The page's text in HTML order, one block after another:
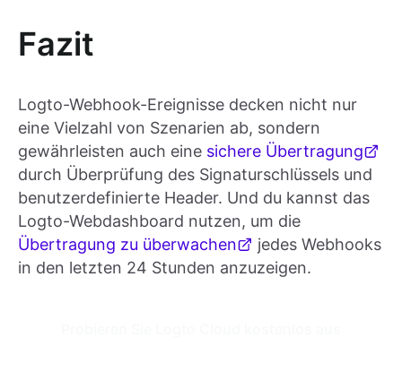
Fazit
Logto-Webhook-Ereignisse decken nicht nur
eine Vielzahl von Szenarien ab, sondern
gewährleisten auch eine sichere Übertragung
durch Überprüfung des Signaturschlüssels und
benutzerdefinierte Header. Und du kannst das
Logto-Webdashboard nutzen, um die
Übertragung zu überwachen
jedes Webhooks
in den letzten 24 Stunden anzuzeigen.